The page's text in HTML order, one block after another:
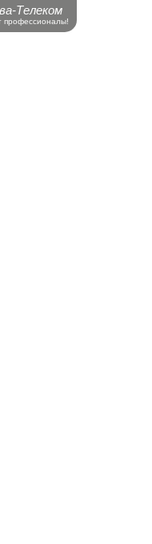
Телеком
профессионалы!